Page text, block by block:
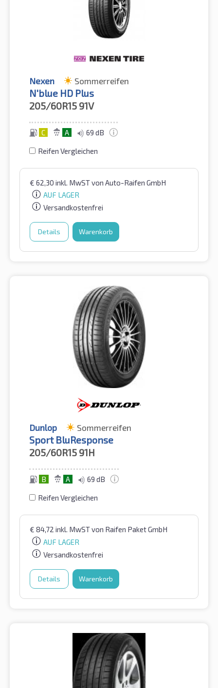
Nexen Sommerreifen
N'blue HD Plus
205/60R15 91V
C A 69 dB
Reifen Vergleichen
€ 62,30 inkl. MwSTvon Auto-Raifen GmbH
AUF LAGER
Versandkostenfrei
Details Warenkorb
Dunlop Sommerreifen
Sport BluResponse
205/60R15 91H
B A 69 dB
Reifen Vergleichen
€ 84,72 inkl. MwSTvon Raifen Paket GmbH
AUF LAGER
Versandkostenfrei
Details Warenkorb